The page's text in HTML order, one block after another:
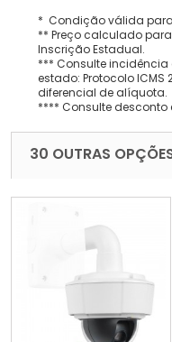
* Condição válida
** Preço calculado
Inscrição Estadual.
*** Consulte
estado: Protocolo ICMS
diferencial de alíquota.
**** Consulte
30 OUTRAS